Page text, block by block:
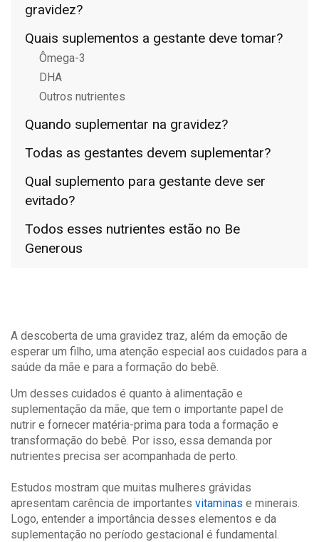
gravidez?
Quais suplementos a gestante deve tomar?
Ômega-3
DHA
Outros nutrientes
Quando suplementar na gravidez?
Todas as gestantes devem suplementar?
Qual suplemento para gestante deve ser
evitado?
Todos esses nutrientes estão no Be
Generous
A descoberta de uma gravidez traz, além da emoção de
esperar um filho, uma atenção especial aos cuidados para a
saúde da mãe e para a formação do bebê.
Um desses cuidados é quanto à alimentação e
suplementação da mãe, que tem o importante papel de
nutrir e fornecer matéria-prima para toda a formação e
transformação do bebê. Por isso, essa demanda por
nutrientes precisa ser acompanhada de perto.
Estudos mostram que muitas mulheres grávidas
apresentam carência de importantes vitaminas e minerais.
Logo, entender a importância desses elementos e da
suplementação no período gestacional é fundamental.